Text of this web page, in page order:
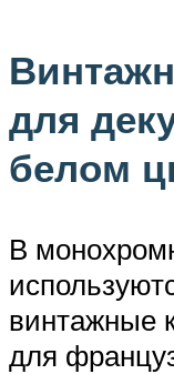
для
белом
В
винтажные
для